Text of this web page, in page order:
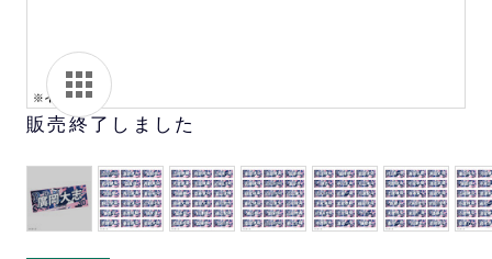
販売終了しました